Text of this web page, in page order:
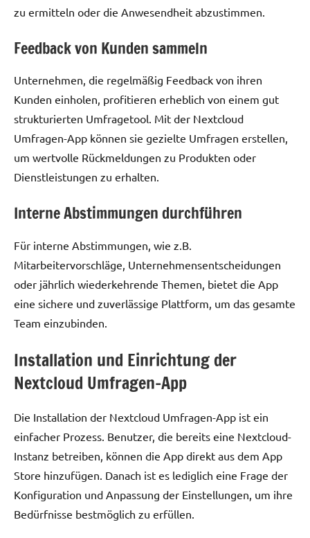
zu ermitteln oder die Anwesendheit abzustimmen.
Feedback von Kunden sammeln
Unternehmen, die regelmäßig Feedback von ihren
Kunden einholen, profitieren erheblich von einem gut
strukturierten Umfragetool. Mit der Nextcloud
Umfragen-App können sie gezielte Umfragen erstellen,
um wertvolle Rückmeldungen zu Produkten oder
Dienstleistungen zu erhalten.
Interne Abstimmungen durchführen
Für interne Abstimmungen, wie z.B.
Mitarbeitervorschläge, Unternehmensentscheidungen
oder jährlich wiederkehrende Themen, bietet die App
eine sichere und zuverlässige Plattform, um das gesamte
Team einzubinden.
Installation und Einrichtung der
Nextcloud Umfragen-App
Die Installation der Nextcloud Umfragen-App ist ein
einfacher Prozess. Benutzer, die bereits eine Nextcloud-
Instanz betreiben, können die App direkt aus dem App
Store hinzufügen. Danach ist es lediglich eine Frage der
Konfiguration und Anpassung der Einstellungen, um ihre
Bedürfnisse bestmöglich zu erfüllen.